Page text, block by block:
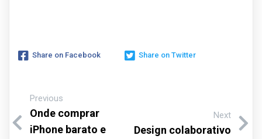
Share on Facebook Share on Twitter
Previous
Onde comprar
iPhone barato e
Next
Design colaborativo